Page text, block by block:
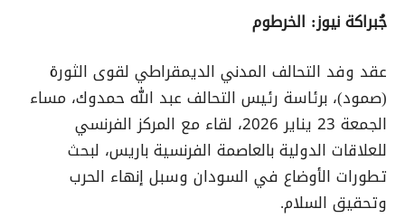
جُبراكة نيوز: الخرطوم
عقد وفد التحالف المدني الديمقراطي لقوى الثورة
(صمود)، برئاسة رئيس التحالف عبد الله حمدوك، مساء
الجمعة 23 يناير 2026، لقاء مع المركز الفرنسي
للعلاقات الدولية بالعاصمة الفرنسية باريس، لبحث
تطورات الأوضاع في السودان وسبل إنهاء الحرب
وتحقيق السلام.